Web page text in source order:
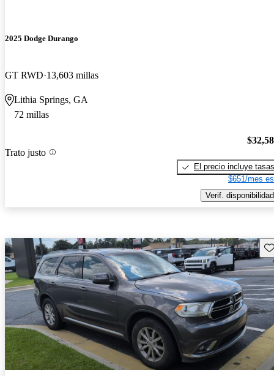
2025 Dodge Durango
GT RWD 13,603 millas
Lithia Springs, GA
72 millas
Trato justo
El precio incluye tasas
$651/mes
Verif. disponibilidad